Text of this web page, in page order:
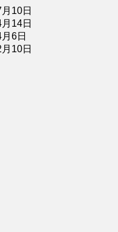
10日
14日
6日
10日